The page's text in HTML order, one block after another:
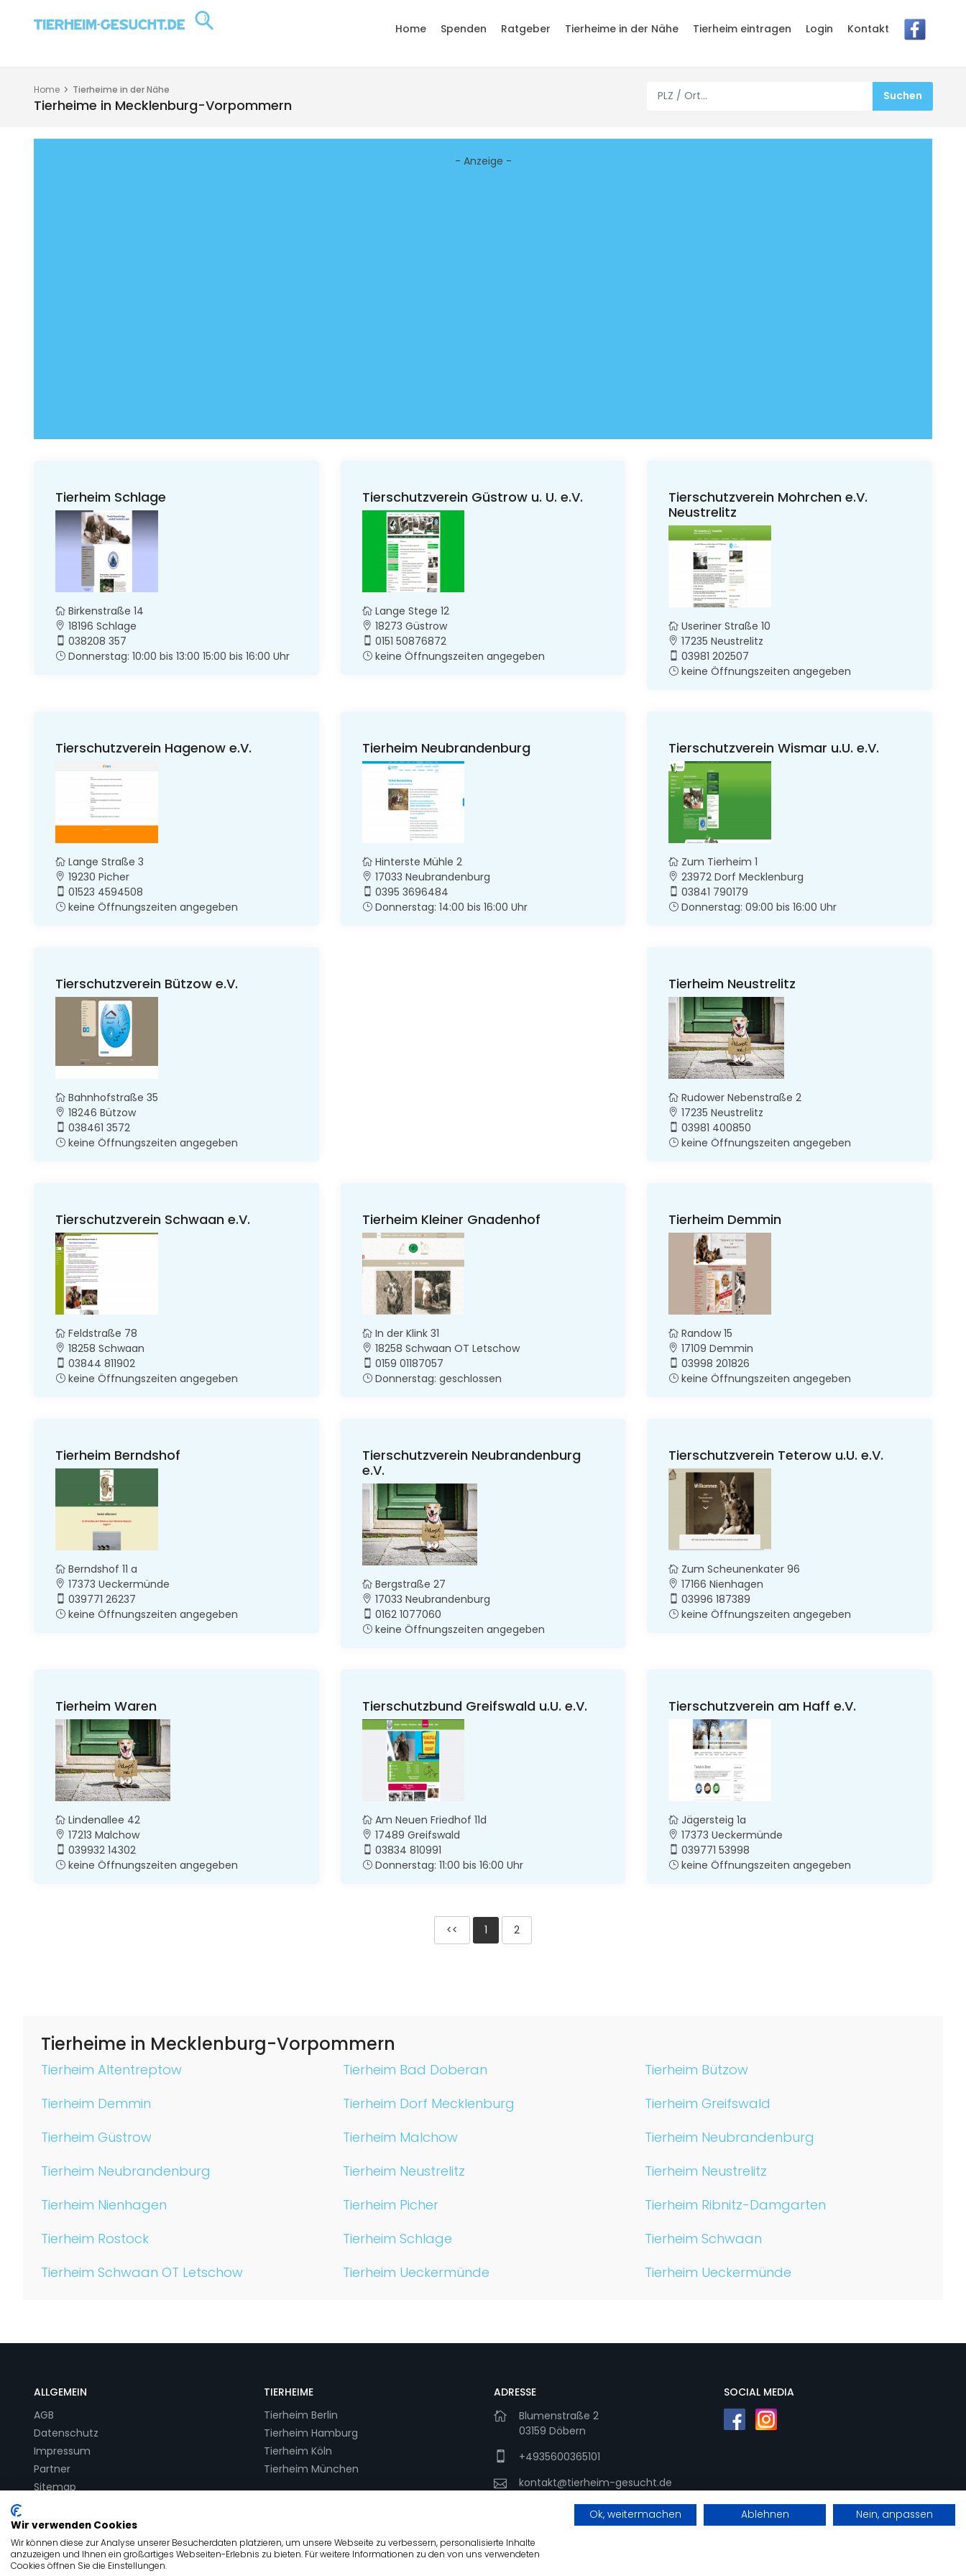
Home Spenden Ratgeber Tierheime in der Nähe Tierheim eintragen Login Kontakt
Home Tierheime in der Nähe
Tierheime in Mecklenburg-Vorpommern
- Anzeige -
Tierheim Schlage
Birkenstraße 14
18196 Schlage
038208 357
Donnerstag: 10:00 bis 13:00 15:00 bis 16:00 Uhr
Tierschutzverein Güstrow u. U. e.V.
Lange Stege 12
18273 Güstrow
0151 50876872
keine Öffnungszeiten angegeben
Tierschutzverein Mohrchen e.V.
Neustrelitz
Useriner Straße 10
17235 Neustrelitz
03981 202507
keine Öffnungszeiten angegeben
Tierschutzverein Hagenow e.V.
Lange Straße 3
19230 Picher
01523 4594508
keine Öffnungszeiten angegeben
Tierheim Neubrandenburg
Hinterste Mühle 2
17033 Neubrandenburg
0395 3696484
Donnerstag: 14:00 bis 16:00 Uhr
Tierschutzverein Wismar u.U. e.V.
Zum Tierheim 1
23972 Dorf Mecklenburg
03841 790179
Donnerstag: 09:00 bis 16:00 Uhr
Tierschutzverein Bützow e.V.
Bahnhofstraße 35
18246 Bützow
038461 3572
keine Öffnungszeiten angegeben
Tierheim Neustrelitz
Rudower Nebenstraße 2
17235 Neustrelitz
03981 400850
keine Öffnungszeiten angegeben
Tierschutzverein Schwaan e.V.
Feldstraße 78
18258 Schwaan
03844 811902
keine Öffnungszeiten angegeben
Tierheim Kleiner Gnadenhof
In der Klink 31
18258 Schwaan OT Letschow
0159 01187057
Donnerstag: geschlossen
Tierheim Demmin
Randow 15
17109 Demmin
03998 201826
keine Öffnungszeiten angegeben
Tierheim Berndshof
Berndshof 11 a
17373 Ueckermünde
039771 26237
keine Öffnungszeiten angegeben
Tierschutzverein Neubrandenburg
e.V.
Bergstraße 27
17033 Neubrandenburg
0162 1077060
keine Öffnungszeiten angegeben
Tierschutzverein Teterow u.U. e.V.
Zum Scheunenkater 96
17166 Nienhagen
03996 187389
keine Öffnungszeiten angegeben
Tierheim Waren
Lindenallee 42
17213 Malchow
039932 14302
keine Öffnungszeiten angegeben
Tierschutzbund Greifswald u.U. e.V.
Am Neuen Friedhof 11d
17489 Greifswald
03834 810991
Donnerstag: 11:00 bis 16:00 Uhr
Tierschutzverein am Haff e.V.
Jägersteig 1a
17373 Ueckermünde
039771 53998
keine Öffnungszeiten angegeben
<< 1 2
Tierheime in Mecklenburg-Vorpommern
Tierheim Altentreptow Tierheim Bad Doberan
Tierheim Bützow
Tierheim Demmin
Tierheim Dorf Mecklenburg
Tierheim Greifswald
Tierheim Güstrow
Tierheim Malchow
Tierheim Neubrandenburg
Tierheim Neubrandenburg
Tierheim Neustrelitz
Tierheim Neustrelitz
Tierheim Nienhagen
Tierheim Picher
Tierheim Ribnitz-Damgarten
Tierheim Rostock
Tierheim Schlage
Tierheim Schwaan
Tierheim Schwaan OT Letschow
Tierheim Ueckermünde Tierheim Ueckermünde
ALLGEMEIN
AGB
Datenschutz
Impressum
Partner
Sitemap
TIERHEIME
Tierheim Berlin
Tierheim Hamburg
Tierheim Köln
Tierheim München
ADRESSE
Blumenstraße 2
03159 Döbern
+4935600365101
kontakt@tierheim-gesucht.de
SOCIAL MEDIA
© Copyright Tierheim-Gesucht.de 2026
Wir verwenden Cookies
Wir können diese zur Analyse unserer Besucherdaten platzieren, um unsere Webseite zu verbessern, personalisierte Inhalte
anzuzeigen und Ihnen ein großartiges Webseiten-Erlebnis zu bieten. Für weitere Informationen zu den von uns verwendeten
Cookies öffnen Sie die Einstellungen.
Ok, weitermachen Ablehnen Nein, anpassen